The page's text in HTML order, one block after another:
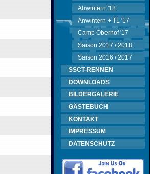
Abwintern '18
Anwintern + TL '17
Camp Oberhof '17
Saison 2017 / 2018
Saison 2016 / 2017
SSCT-RENNEN
DOWNLOADS
BILDERGALERIE
GÄSTEBUCH
KONTAKT
IMPRESSUM
DATENSCHUTZ